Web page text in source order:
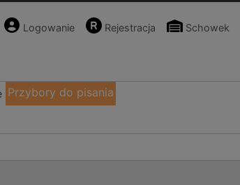
Logowanie Rejestracja Schowek
Przybory do pisania